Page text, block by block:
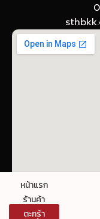
หน้าแรก
ร้านค้า
ตะกร้า
© The Stronghold